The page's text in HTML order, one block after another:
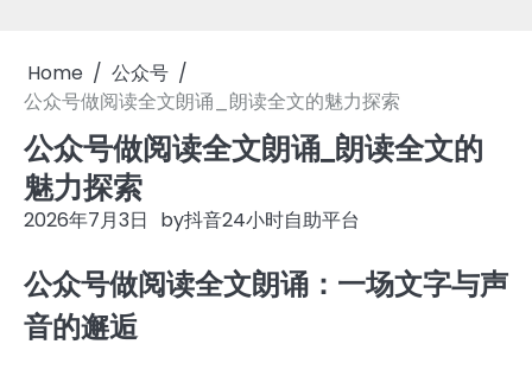
Home
公众号
公众号做阅读全文朗诵_朗读全文的魅力探索
公众号做阅读全文朗诵_朗读全文的
魅力探索
2026年7月3日 by抖音24小时自助平台
公众号做阅读全文朗诵：一场文字与声
音的邂逅